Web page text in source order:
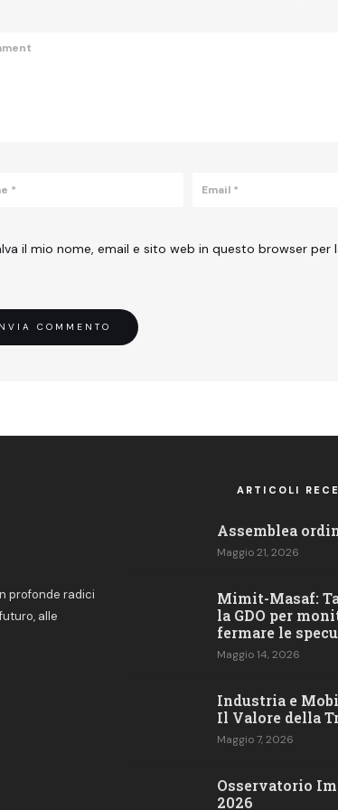
il mio nome, email e sito web in questo browser
profonde radici
alle
ARTICOLI
Assemblea
Maggio 21, 2026
Mimit-Masaf:
la GDO per
fermare le
Maggio 14, 2026
Industria e
Il Valore della
Maggio 7, 2026
Osservatorio
2026